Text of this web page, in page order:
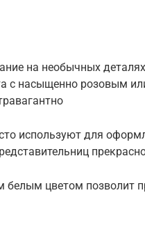
на необычных
с насыщенно розовым
используют для
белым цветом позволит